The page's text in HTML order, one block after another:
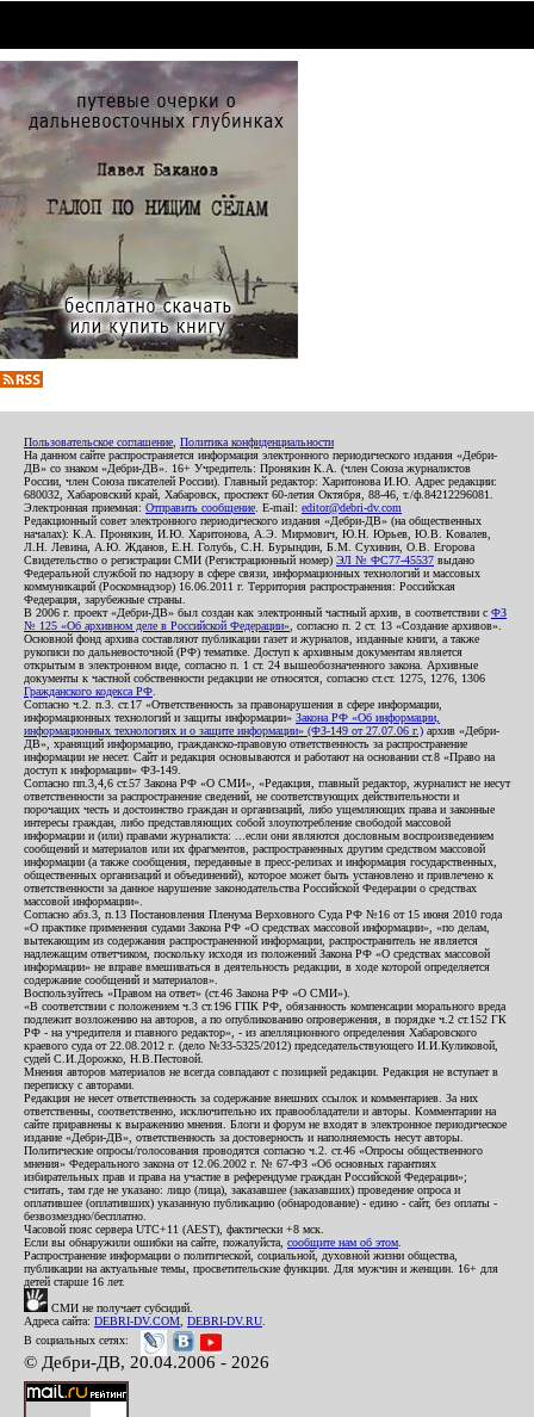
Пользовательское соглашение Политика конфиденциальности
На данном сайте распространяется информация электронного периодического издания «Дебри-
ДВ» со знаком «Дебри-ДВ». 16+ Учредитель: Пронякин К.А. (член Союза журналистов
России, член Союза писателей России). Главный редактор: Харитонова И.Ю. Адрес редакции:
680032, Хабаровский край, Хабаровск, проспект 60-летия Октября, 88-46, т./ф.84212296081.
Электронная приемная: Отправить сообщение . E-mail: editor@debri-dv.com
Редакционный совет электронного периодического издания «Дебри-ДВ» (на общественных
началах): К.А. Пронякин, И.Ю. Харитонова, А.Э. Мирмович, Ю.Н. Юрьев, Ю.В. Ковалев,
Л.Н. Левина, А.Ю. Жданов, Е.Н. Голубь, С.Н. Бурындин, Б.М. Сухинин, О.В. Егорова
Свидетельство о регистрации СМИ (Регистрационный номер) ЭЛ № ФС77-45537 выдано
Федеральной службой по надзору в сфере связи, информационных технологий и массовых
коммуникаций (Роскомнадзор) 16.06.2011 г. Территория распространения: Российская
Федерация, зарубежные страны.
В 2006 г. проект «Дебри-ДВ» был создан как электронный частный архив, в соответствии с ФЗ
№ 125 «Об архивном деле в Российской Федерации» , согласно п. 2 ст. 13 «Создание архивов».
Основной фонд архива составляют публикации газет и журналов, изданные книги, а также
рукописи по дальневосточной (РФ) тематике. Доступ к архивным документам является
открытым в электронном виде, согласно п. 1 ст. 24 вышеобозначенного закона. Архивные
документы к частной собственности редакции не относятся, согласно ст.ст. 1275, 1276, 1306
Гражданского кодекса РФ
Согласно ч.2. п.3. ст.17 «Ответственность за правонарушения в сфере информации,
информационных технологий и защиты информации» Закона РФ «Об информации,
информационных технологиях и о защите информации» (ФЗ-149 от 27.07.06 г.) архив «Дебри-
ДВ», хранящий информацию, гражданско-правовую ответственность за распространение
информации не несет. Сайт и редакция основываются и работают на основании ст.8 «Право на
доступ к информации» ФЗ-149.
Согласно пп.3,4,6 ст.57 Закона РФ «О СМИ», «Редакция, главный редактор, журналист не несут
ответственности за распространение сведений, не соответствующих действительности и
порочащих честь и достоинство граждан и организаций, либо ущемляющих права и законные
интересы граждан, либо представляющих собой злоупотребление свободой массовой
информации и (или) правами журналиста: ...если они являются дословным воспроизведением
сообщений и материалов или их фрагментов, распространенных другим средством массовой
информации (а также сообщения, переданные в пресс-релизах и информация государственных,
общественных организаций и объединений), которое может быть установлено и привлечено к
ответственности за данное нарушение законодательства Российской Федерации о средствах
массовой информации».
Согласно абз.3, п.13 Постановления Пленума Верховного Суда РФ №16 от 15 июня 2010 года
«О практике применения судами Закона РФ «О средствах массовой информации», «по делам,
вытекающим из содержания распространенной информации, распространитель не является
надлежащим ответчиком, поскольку исходя из положений Закона РФ «О средствах массовой
информации» не вправе вмешиваться в деятельность редакции, в ходе которой определяется
содержание сообщений и материалов».
Воспользуйтесь «Правом на ответ» (ст.46 Закона РФ «О СМИ»).
«В соответствии с положением ч.3 ст.196 ГПК РФ, обязанность компенсации морального вреда
подлежит возложению на авторов, а по опубликованию опровержения, в порядке ч.2 ст.152 ГК
РФ - на учредителя и главного редактор», - из апелляционного определения Хабаровского
краевого суда от 22.08.2012 г. (дело №33-5325/2012) председательствующего И.И.Куликовой,
судей С.И.Дорожко, Н.В.Пестовой.
Мнения авторов материалов не всегда совпадают с позицией редакции. Редакция не вступает в
переписку с авторами.
Редакция не несет ответственность за содержание внешних ссылок и комментариев. За них
ответственны, соответственно, исключительно их правообладатели и авторы. Комментарии на
сайте приравнены к выражению мнения. Блоги и форум не входят в электронное периодическое
издание «Дебри-ДВ», ответственность за достоверность и наполняемость несут авторы.
Политические опросы/голосования проводятся согласно ч.2. ст.46 «Опросы общественного
мнения» Федерального закона от 12.06.2002 г. № 67-ФЗ «Об основных гарантиях
избирательных прав и права на участие в референдуме граждан Российской Федерации»;
считать, там где не указано: лицо (лица), заказавшее (заказавших) проведение опроса и
оплатившее (оплативших) указанную публикацию (обнародование) - едино - сайт, без оплаты -
безвозмездно/бесплатно.
Часовой пояс сервера UTC+11 (AEST), фактически +8 мск.
Если вы обнаружили ошибки на сайте, пожалуйста, сообщите нам об этом
Распространение информации о политической, социальной, духовной жизни общества,
публикации на актуальные темы, просветительские функции. Для мужчин и женщин. 16+ для
детей старше 16 лет.
СМИ не получает субсидий.
Адреса сайта: DEBRI-DV.COM DEBRI-DV.RU
В социальных сетях:
© Дебри-ДВ, 20.04.2006 - 2026